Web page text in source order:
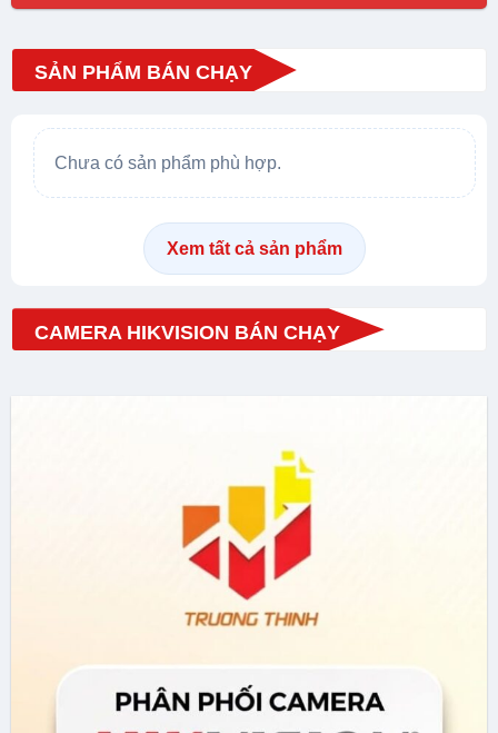
SẢN PHẨM BÁN CHẠY
Chưa có sản phẩm phù hợp.
Xem tất cả sản phẩm
CAMERA HIKVISION BÁN CHẠY